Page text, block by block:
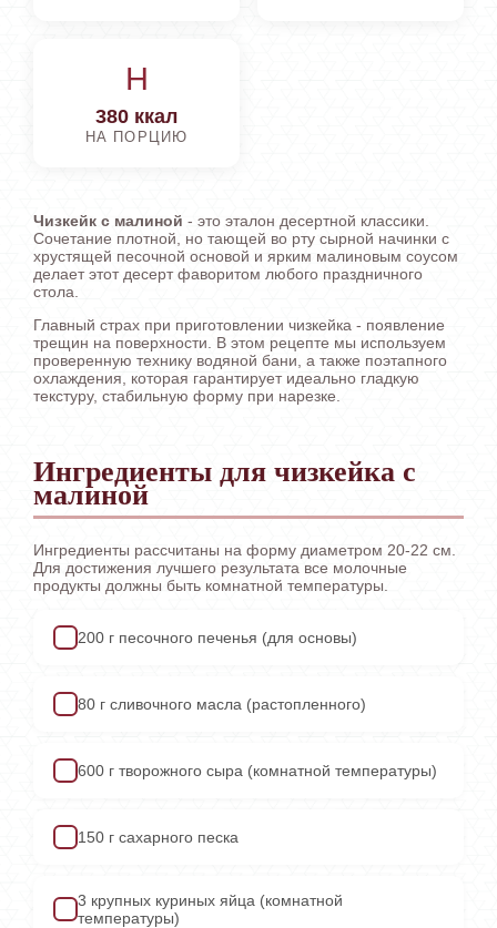
H
380 ккал
НА ПОРЦИЮ
Чизкейк с малиной - это эталон десертной классики.
Сочетание плотной, но тающей во рту сырной начинки с
хрустящей песочной основой и ярким малиновым соусом
делает этот десерт фаворитом любого праздничного
стола.
Главный страх при приготовлении чизкейка - появление
трещин на поверхности. В этом рецепте мы используем
проверенную технику водяной бани, а также поэтапного
охлаждения, которая гарантирует идеально гладкую
текстуру, стабильную форму при нарезке.
Ингредиенты для чизкейка с
малиной
Ингредиенты рассчитаны на форму диаметром 20-22 см.
Для достижения лучшего результата все молочные
продукты должны быть комнатной температуры.
200 г песочного печенья (для основы)
80 г сливочного масла (растопленного)
600 г творожного сыра (комнатной температуры)
150 г сахарного песка
3 крупных куриных яйца (комнатной
температуры)